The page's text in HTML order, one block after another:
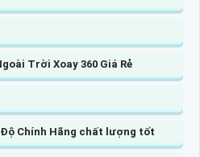
Trời Xoay 360 Giá Rẻ
Độ Chính Hãng chất lượng tốt